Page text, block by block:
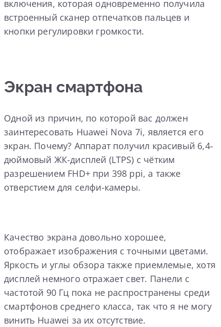
включения, которая одновременно получила
встроенный сканер отпечатков пальцев и
кнопки регулировки громкости.
Экран смартфона
Одной из причин, по которой вас должен
заинтересовать Huawei Nova 7i, является его
экран. Почему? Аппарат получил красивый 6,4-
дюймовый ЖК-дисплей (LTPS) с чётким
разрешением FHD+ при 398 ppi, а также
отверстием для селфи-камеры.
Качество экрана довольно хорошее,
отображает изображения с точными цветами.
Яркость и углы обзора также приемлемые, хотя
дисплей немного отражает свет. Панели с
частотой 90 Гц пока не распространены среди
смартфонов среднего класса, так что я не могу
винить Huawei за их отсутствие.